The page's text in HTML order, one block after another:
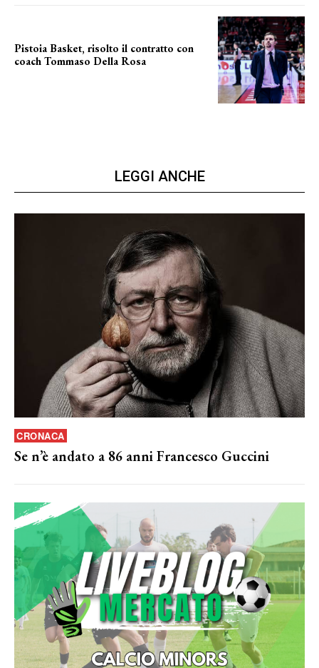
Pistoia Basket, risolto il contratto con
coach Tommaso Della Rosa
LEGGI ANCHE
CRONACA
Se n’è andato a 86 anni Francesco Guccini